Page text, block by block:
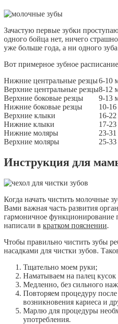
Зачастую первые зубки
одного бойца нет, ничего
уже больше года, а ни одного
Вот примерное зубное
Нижние центральные резцы6-10
Верхние центральные резцы8-12
Верхние боковые резцы
9-13
Нижние боковые резцы
10-
Верхние клыки
16-22
Нижние клыки
17-23
Нижние моляры
23-
Верхние моляры
25-
Инструкция для
Когда начать чистить молочные
Вами важная часть развития
гармоничное функционирование
написали в кратком пояснении.
Чтобы правильно чистить зубы
насадками для чистки зубов.
Тщательно моем руки;
Наматываем на палец
Медленно, без сильного
Повторяем процедуру
возникновения кариеса и
Марлю для процедуры
употребления.